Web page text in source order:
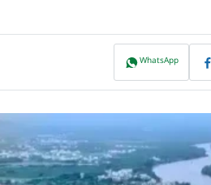
WhatsApp